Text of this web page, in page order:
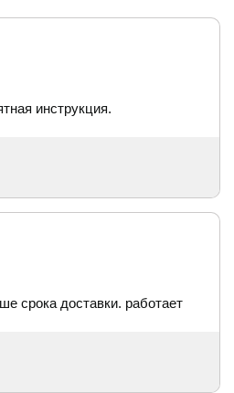
инструкция.
срока доставки. работает